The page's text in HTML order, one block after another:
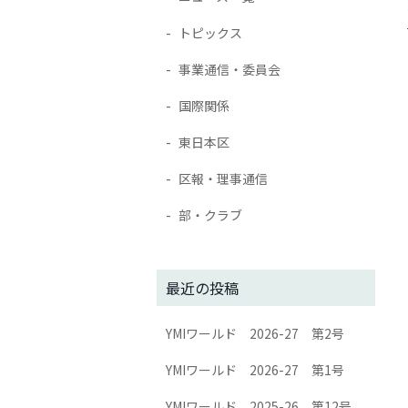
トピックス
事業通信・委員会
国際関係
東日本区
区報・理事通信
部・クラブ
最近の投稿
YMIワールド 2026-27 第2号
YMIワールド 2026-27 第1号